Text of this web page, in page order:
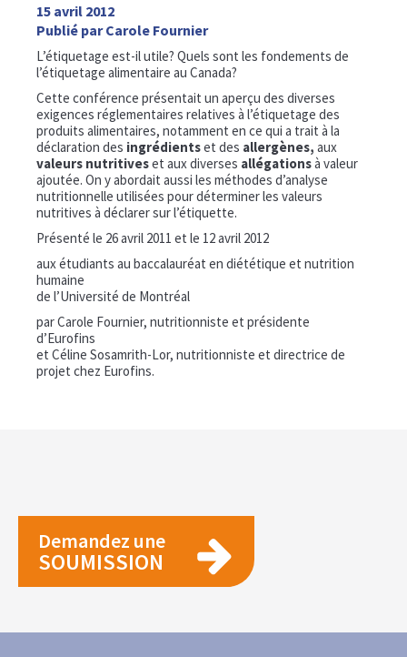
15 avril 2012
Publié par Carole Fournier
L’étiquetage est-il utile? Quels sont les fondements de
l’étiquetage alimentaire au Canada?
Cette conférence présentait un aperçu des diverses
exigences réglementaires relatives à l’étiquetage des
produits alimentaires, notamment en ce qui a trait à la
déclaration des ingrédientset des allergènes, aux
valeurs nutritiveset aux diverses allégationsà valeur
ajoutée. On y abordait aussi les méthodes d’analyse
nutritionnelle utilisées pour déterminer les valeurs
nutritives à déclarer sur l’étiquette.
Présenté le 26 avril 2011 et le 12 avril 2012
aux étudiants au baccalauréat en diététique et nutrition
humaine
de l’Université de Montréal
par Carole Fournier, nutritionniste et présidente
d’Eurofins
et Céline Sosamrith-Lor, nutritionniste et directrice de
projet chez Eurofins.
Demandez une
SOUMISSION